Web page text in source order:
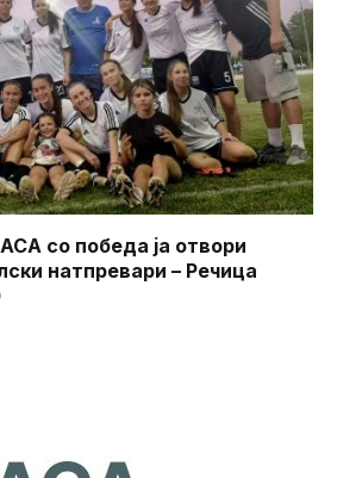
со победа ја отвори
натпревари – Речица